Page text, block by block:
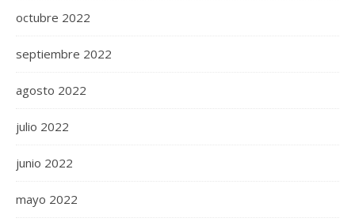
octubre 2022
septiembre 2022
agosto 2022
julio 2022
junio 2022
mayo 2022